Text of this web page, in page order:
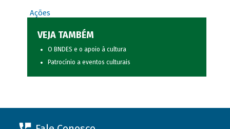
Ações
VEJA TAMBÉM
O BNDES e o apoio à cultura
Patrocínio a eventos culturais